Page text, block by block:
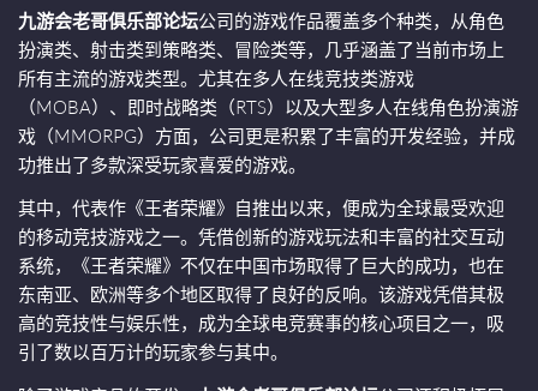
九游会老哥俱乐部论坛公司的游戏作品覆盖多个种类，从角色
扮演类、射击类到策略类、冒险类等，几乎涵盖了当前市场上
所有主流的游戏类型。尤其在多人在线竞技类游戏
（MOBA）、即时战略类（RTS）以及大型多人在线角色扮演游
戏（MMORPG）方面，公司更是积累了丰富的开发经验，并成
功推出了多款深受玩家喜爱的游戏。
其中，代表作《王者荣耀》自推出以来，便成为全球最受欢迎
的移动竞技游戏之一。凭借创新的游戏玩法和丰富的社交互动
系统，《王者荣耀》不仅在中国市场取得了巨大的成功，也在
东南亚、欧洲等多个地区取得了良好的反响。该游戏凭借其极
高的竞技性与娱乐性，成为全球电竞赛事的核心项目之一，吸
引了数以百万计的玩家参与其中。